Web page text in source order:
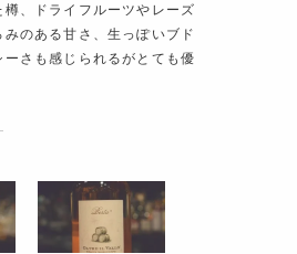
樽、ドライフルーツやレーズ
のある甘さ、生っぽいブド
ーさも感じられるがとても優